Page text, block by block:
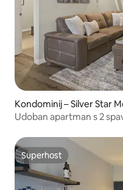
Kondominij – Silver Star
Udoban apartman s 2
Superhost
Superhost